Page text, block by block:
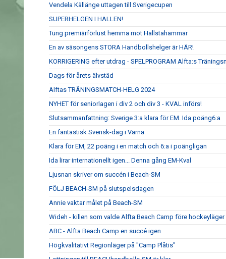
Vendela Källänge uttagen till Sverigecupen
SUPERHELGEN I HALLEN!
Tung premiärförlust hemma mot Hallstahammar
En av säsongens STORA Handbollshelger är HÄR!
KORRIGERING efter utdrag - SPELPROGRAM Alfta:s
Dags för årets älvstäd
Alftas TRÄNINGSMATCH-HELG 2024
NYHET för seniorlagen i div 2 och div 3 - KVAL införs!
Slutsammanfattning: Sverige 3:a klara för EM. Ida poäng6:a
En fantastisk Svensk-dag i Varna
Klara för EM, 22 poäng i en match och 6:a i poängligan
Ida lirar internationellt igen... Denna gång EM-Kval
Ljusnan skriver om succén i Beach-SM
FÖLJ BEACH-SM på slutspelsdagen
Annie vaktar målet på Beach-SM
Wideh - killen som valde Alfta Beach Camp före hockeyläger
ABC - Alfta Beach Camp en succé igen
Högkvalitativt Regionläger på "Camp Plåtis"